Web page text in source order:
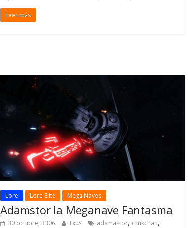
Leer más
Lore Lore Elite Mega Naves
Adamstor la Meganave Fantasma
30 octubre, 3306 Txus adamastor, chukchan,